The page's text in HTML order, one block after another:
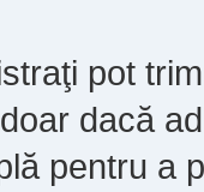
pot
dacă
pentru a